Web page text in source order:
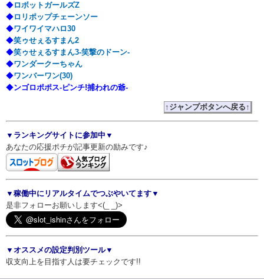
◆ロボットガールズZ
◆ロリポップチェーンソー
◆ワイワイマハロ30
◆笑ゥせぇるすまん2
◆笑ゥせぇるすまん3-笑撃のドーン-
◆ワンダークーちゃん
◆ワンバーワン(30)
◆ンゴロポポス-ピンチ!捕われの爺-
↑ジャンプボタンへ戻る↑
▼ランキングサイトに参加中▼
あなたの応援ポチが記事更新の励みです♪
▼稼働中にリアルタイムでつぶやいてます▼
是非フォローお願いします<(_ _)>
▼オススメの設定判別ツール▼
収支向上を目指す人は要チェックです!!